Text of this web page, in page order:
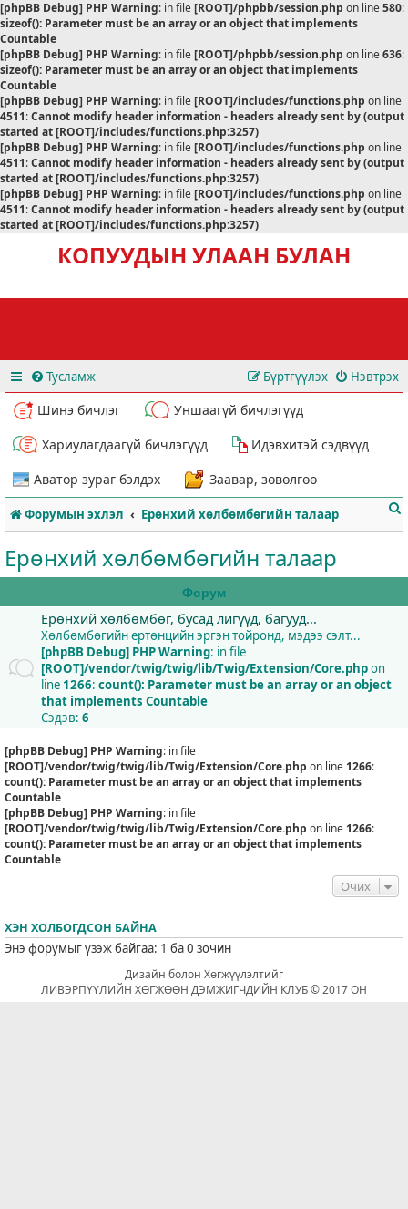
[phpBB Debug] PHP Warning: in file[ROOT]/phpbb/session.php on line580:
sizeof(): Parameter must be an array or an object that implements
Countable
[phpBB Debug] PHP Warning: in file[ROOT]/phpbb/session.php on line636:
sizeof(): Parameter must be an array or an object that implements
Countable
[phpBB Debug] PHP Warning: in file[ROOT]/includes/functions.php on line
4511:Cannot modify header information - headers already sent by (output
started at [ROOT]/includes/functions.php:3257)
[phpBB Debug] PHP Warning: in file[ROOT]/includes/functions.php on line
4511:Cannot modify header information - headers already sent by (output
started at [ROOT]/includes/functions.php:3257)
[phpBB Debug] PHP Warning: in file[ROOT]/includes/functions.php on line
4511:Cannot modify header information - headers already sent by (output
started at [ROOT]/includes/functions.php:3257)
КОПУУДЫН УЛААН БУЛАН
Тусламж Нэвтрэх
Бүртгүүлэх
Шинэ бичлэг
Уншаагүй бичлэгүүд
Хариулагдаагүй бичлэгүүд
Идэвхитэй сэдвүүд
Аватор зураг бэлдэх
Заавар, зөвөлгөө
Форумын эхлэл Ерөнхий хөлбөмбөгийн талаар
Ерөнхий хөлбөмбөгийн талаар
Форум
Ерөнхий хөлбөмбөг, бусад лигүүд, багууд...
Хөлбөмбөгийн ертөнцийн эргэн тойронд, мэдээ сэлт...
[phpBB Debug] PHP Warning: in file
[ROOT]/vendor/twig/twig/lib/Twig/Extension/Core.phpon
line 1266: count(): Parameter must be an array or an object
that implements Countable
Сэдэв: 6
[phpBB Debug] PHP Warning: in file
[ROOT]/vendor/twig/twig/lib/Twig/Extension/Core.php on line 1266:
count(): Parameter must be an array or an object that implements
Countable
[phpBB Debug] PHP Warning: in file
[ROOT]/vendor/twig/twig/lib/Twig/Extension/Core.php on line 1266:
count(): Parameter must be an array or an object that implements
Countable
Очих
ХЭН ХОЛБОГДСОН БАЙНА
Энэ форумыг үзэж байгаа: 1 ба 0 зочин
Дизайн болон Хөгжүүлэлтийг
ЛИВЭРПҮҮЛИЙН ХӨГЖӨӨН ДЭМЖИГЧДИЙН КЛУБ © 2017 ОН